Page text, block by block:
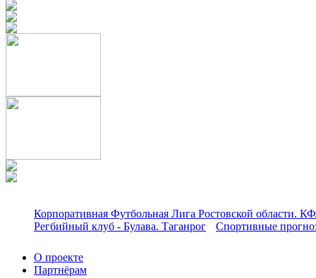
Корпоративная Футбольная Лига Ростовской области.
Регбийный клуб - Булава. Таганрог
Спортивные
О проекте
Партнёрам